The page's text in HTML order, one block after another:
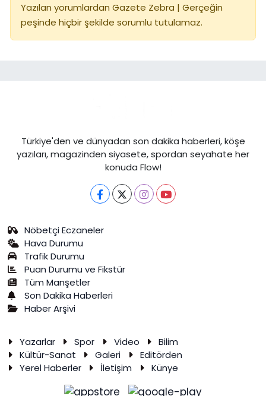
Yazılan yorumlardan Gazete Zebra | Gerçeğin
peşinde hiçbir şekilde sorumlu tutulamaz.
Türkiye'den ve dünyadan son dakika haberleri, köşe
yazıları, magazinden siyasete, spordan seyahate her
konuda Flow!
Nöbetçi Eczaneler
Hava Durumu
Trafik Durumu
Puan Durumu ve Fikstür
Tüm Manşetler
Son Dakika Haberleri
Haber Arşivi
Yazarlar Spor Video
Bilim
Kültür-Sanat
Galeri
Editörden
Yerel Haberler
İletişim Künye